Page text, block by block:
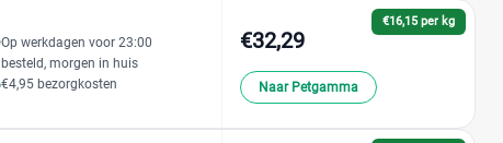
Op werkdagen voor 23:00
besteld, morgen in huis
€4,95 bezorgkosten
€16,15 per kg
€32,29
Naar Petgamma